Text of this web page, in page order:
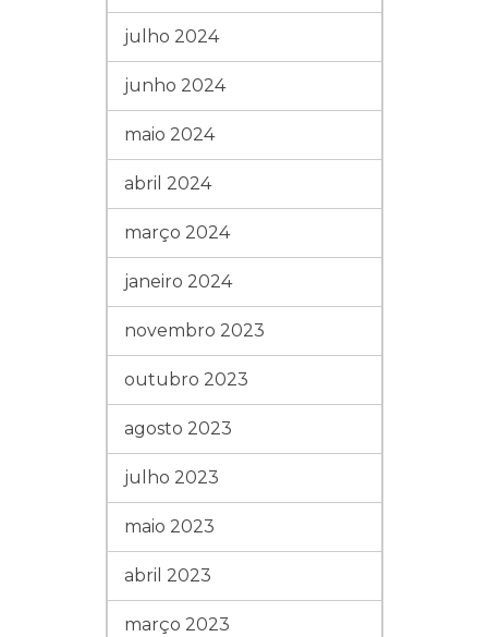
julho 2024
junho 2024
maio 2024
abril 2024
março 2024
janeiro 2024
novembro 2023
outubro 2023
agosto 2023
julho 2023
maio 2023
abril 2023
março 2023